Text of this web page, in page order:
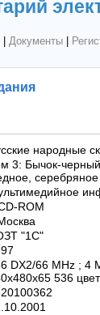
Документы|
народные
3: Бычок-
серебряное
ROM
"1С"
DX2/66 MHz ; 4
536